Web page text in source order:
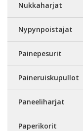
Nukkaharjat
Nypynpoistajat
Painepesurit
Paineruiskupullot
Paneeliharjat
Paperikorit